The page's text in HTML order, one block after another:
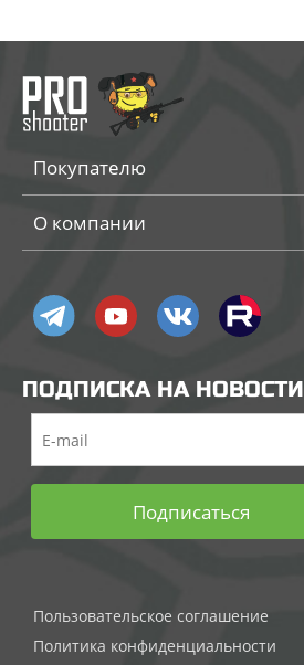
Покупателю
О компании
ПОДПИСКА НА НОВОСТИ
Подписаться
Пользовательское соглашение
Политика конфиденциальности